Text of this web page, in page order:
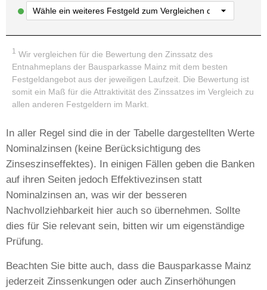
1 Wir vergleichen für die Bewertung den Zinssatz des
Entnahmeplans der Bausparkasse Mainz mit dem besten
Festgeldangebot aus der jeweiligen Laufzeit. Die Bewertung ist
somit ein Maß für die Attraktivität des Zinssatzes im Vergleich zu
allen anderen Festgeldern im Markt.
In aller Regel sind die in der Tabelle dargestellten Werte
Nominalzinsen (keine Berücksichtigung des
Zinseszinseffektes). In einigen Fällen geben die Banken
auf ihren Seiten jedoch Effektivezinsen statt
Nominalzinsen an, was wir der besseren
Nachvollziehbarkeit hier auch so übernehmen. Sollte
dies für Sie relevant sein, bitten wir um eigenständige
Prüfung.
Beachten Sie bitte auch, dass die Bausparkasse Mainz
jederzeit Zinssenkungen oder auch Zinserhöhungen